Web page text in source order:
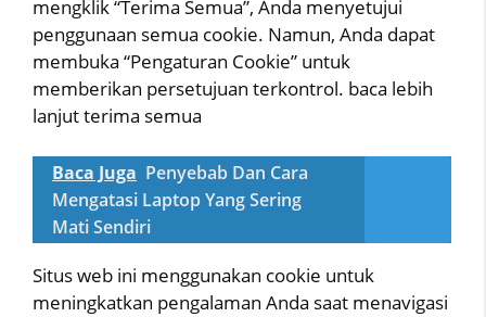
mengklik “Terima Semua”, Anda menyetujui
penggunaan semua cookie. Namun, Anda dapat
membuka “Pengaturan Cookie” untuk
memberikan persetujuan terkontrol. baca lebih
lanjut terima semua
Baca Juga Penyebab Dan Cara
Mengatasi Laptop Yang Sering
Mati Sendiri
Situs web ini menggunakan cookie untuk
meningkatkan pengalaman Anda saat menavigasi